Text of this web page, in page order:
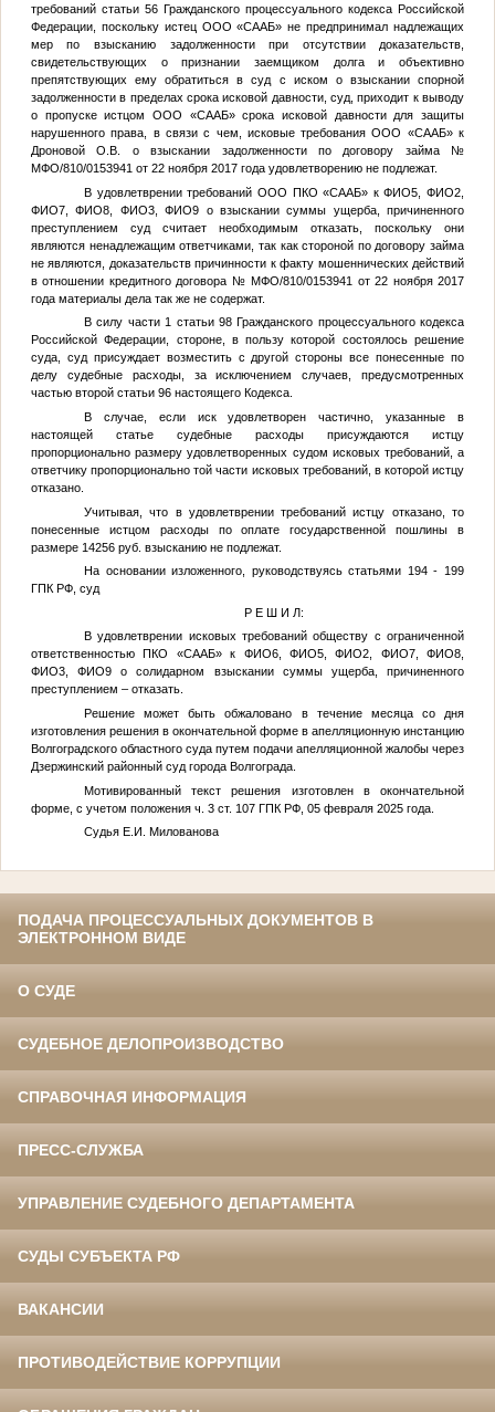
требований статьи 56 Гражданского процессуального кодекса Российской
Федерации, поскольку истец ООО «СААБ» не предпринимал надлежащих
мер по взысканию задолженности при отсутствии доказательств,
свидетельствующих о признании заемщиком долга и объективно
препятствующих ему обратиться в суд с иском о взыскании спорной
задолженности в пределах срока исковой давности, суд, приходит к выводу
о пропуске истцом ООО «СААБ» срока исковой давности для защиты
нарушенного права, в связи с чем, исковые требования ООО «СААБ» к
Дроновой О.В. о взыскании задолженности по договору займа №
МФО/810/0153941 от 22 ноября 2017 года удовлетворению не подлежат.
В удовлетврении требований ООО ПКО «СААБ» кФИО5 ,ФИО2
ФИО7,ФИО8 ФИО3,ФИО9 о взыскании суммы ущерба, причиненного
преступлением суд считает необходимым отказать, поскольку они
являются ненадлежащим ответчиками, так как стороной по договору займа
не являются, доказательств причинности к факту мошеннических действий
в отношении кредитного договора № МФО/810/0153941 от 22 ноября 2017
года материалы дела так же не содержат.
В силу части 1 статьи 98 Гражданского процессуального кодекса
Российской Федерации, стороне, в пользу которой состоялось решение
суда, суд присуждает возместить с другой стороны все понесенные по
делу судебные расходы, за исключением случаев, предусмотренных
частью второй статьи 96 настоящего Кодекса.
В случае, если иск удовлетворен частично, указанные в
настоящей статье судебные расходы присуждаются истцу
пропорционально размеру удовлетворенных судом исковых требований, а
ответчику пропорционально той части исковых требований, в которой истцу
отказано.
Учитывая, что в удовлетврении требований истцу отказано, то
понесенные истцом расходы по оплате государственной пошлины в
размере 14256 руб. взысканию не подлежат.
На основании изложенного, руководствуясь статьями 194 - 199
ГПК РФ, суд
Р Е Ш И Л:
В удовлетврении исковых требований обществу с ограниченной
ответственностью ПКО «СААБ» к ФИО6, ФИО5,ФИО2 ФИО7,ФИО8
ФИО3,ФИО9 о солидарном взыскании суммы ущерба, причиненного
преступлением – отказать.
Решение может быть обжаловано в течение месяца со дня
изготовления решения в окончательной форме в апелляционную инстанцию
Волгоградского областного суда путем подачи апелляционной жалобы через
Дзержинский районный суд города Волгограда.
Мотивированный текст решения изготовлен в окончательной
форме, с учетом положения ч. 3 ст. 107 ГПК РФ, 05 февраля 2025 года.
Судья Е.И. Милованова
ПОДАЧА ПРОЦЕССУАЛЬНЫХ ДОКУМЕНТОВ В
ЭЛЕКТРОННОМ ВИДЕ
О СУДЕ
СУДЕБНОЕ ДЕЛОПРОИЗВОДСТВО
СПРАВОЧНАЯ ИНФОРМАЦИЯ
ПРЕСС-СЛУЖБА
УПРАВЛЕНИЕ СУДЕБНОГО ДЕПАРТАМЕНТА
СУДЫ СУБЪЕКТА РФ
ВАКАНСИИ
ПРОТИВОДЕЙСТВИЕ КОРРУПЦИИ